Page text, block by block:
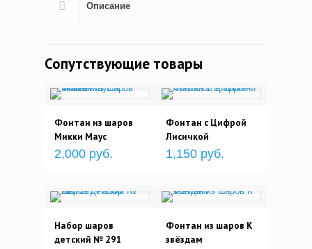
Описание
Сопутствующие товары
Фонтан из шаров
Микки Маус
2,000 руб.
Фонтан с Цифрой
Лисичкой
1,150 руб.
Набор шаров
детский № 291
Фонтан из шаров К
звёздам